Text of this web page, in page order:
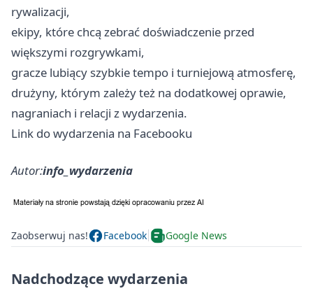
rywalizacji,
ekipy, które chcą zebrać doświadczenie przed
większymi rozgrywkami,
gracze lubiący szybkie tempo i turniejową atmosferę,
drużyny, którym zależy też na dodatkowej oprawie,
nagraniach i relacji z wydarzenia.
Link do wydarzenia na Facebooku
Autor:info_wydarzenia
Zaobserwuj nas! Facebook Google News
Nadchodzące wydarzenia